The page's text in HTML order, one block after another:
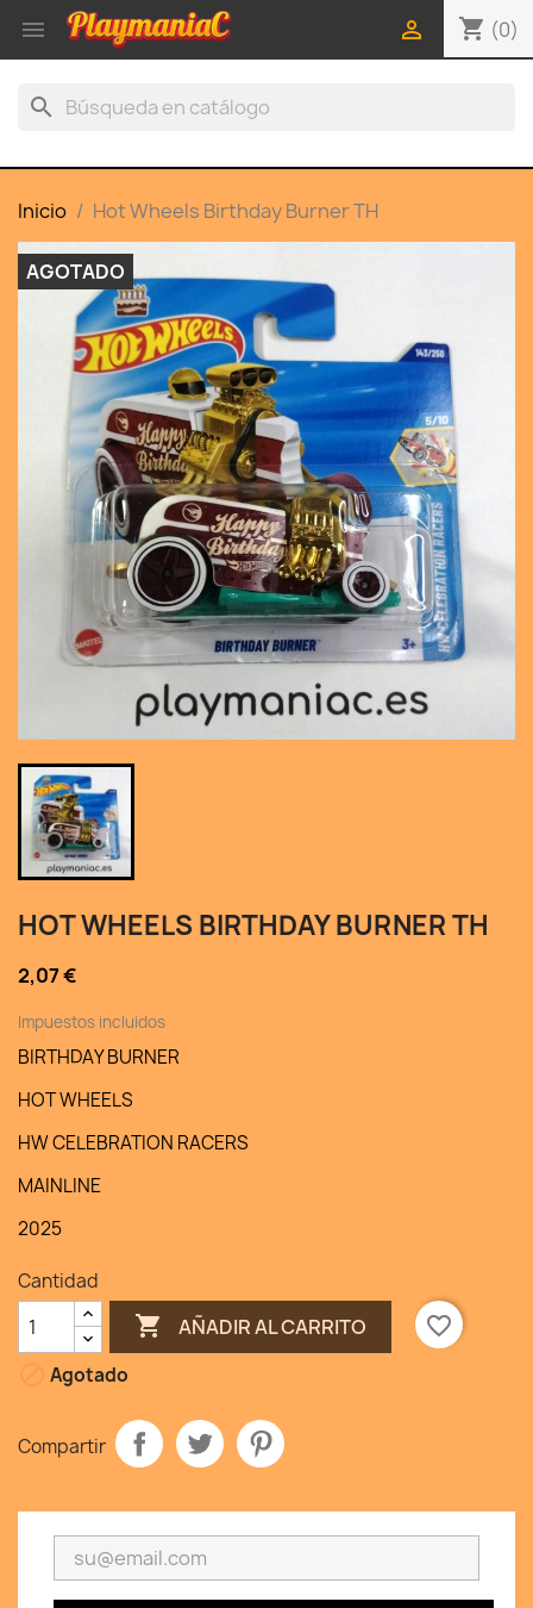
 shopping_cart (0)

search
Inicio Hot Wheels Birthday Burner TH
AGOTADO
HOT WHEELS BIRTHDAY BURNER TH
2,07 €
Impuestos incluidos
BIRTHDAY BURNER
HOT WHEELS
HW CELEBRATION RACERS
MAINLINE
2025
Cantidad
 AÑADIR AL CARRITO
favorite_border
Agotado
Compartir